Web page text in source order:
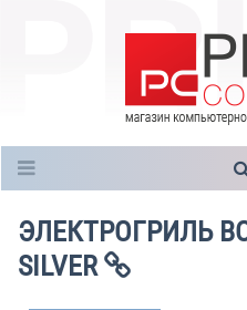
ЭЛЕКТРОГРИЛЬ
SILVER